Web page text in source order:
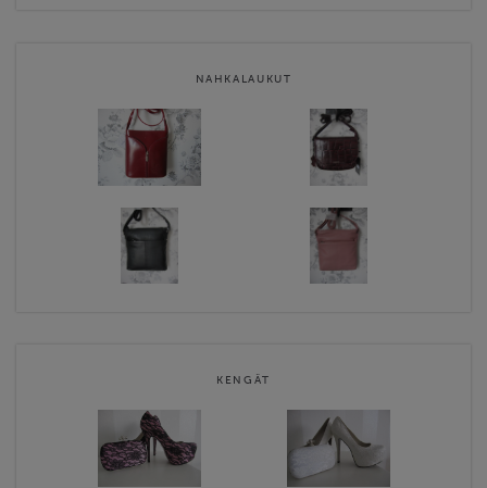
NAHKALAUKUT
KENGÄT